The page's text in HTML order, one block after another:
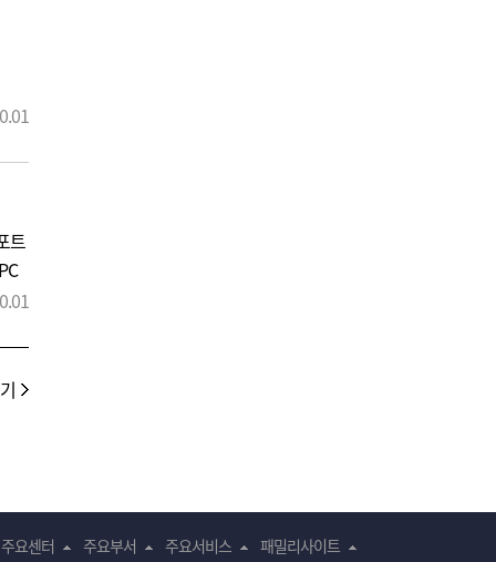
트
주요센터 주요부서 주요서비스 패밀리사이트